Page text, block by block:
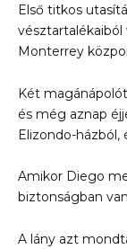
Első titkos
vésztartalékaiból
Monterrey
Két
és még aznap
Elizondo-
Amikor Diego
biztonságban
A lány azt